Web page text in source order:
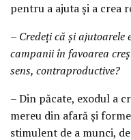
pentru a ajuta și a crea
– Credeți că și
campanii în favoarea
sens, contraproductive?
– Din păcate, exodul a
mereu din afară și
stimulent de a munci,